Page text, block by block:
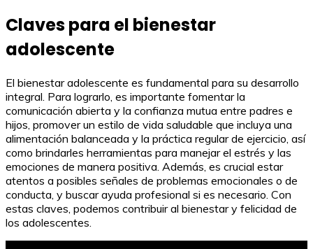
Claves para el bienestar
adolescente
El bienestar adolescente es fundamental para su desarrollo
integral. Para lograrlo, es importante fomentar la
comunicación abierta y la confianza mutua entre padres e
hijos, promover un estilo de vida saludable que incluya una
alimentación balanceada y la práctica regular de ejercicio, así
como brindarles herramientas para manejar el estrés y las
emociones de manera positiva. Además, es crucial estar
atentos a posibles señales de problemas emocionales o de
conducta, y buscar ayuda profesional si es necesario. Con
estas claves, podemos contribuir al bienestar y felicidad de
los adolescentes.